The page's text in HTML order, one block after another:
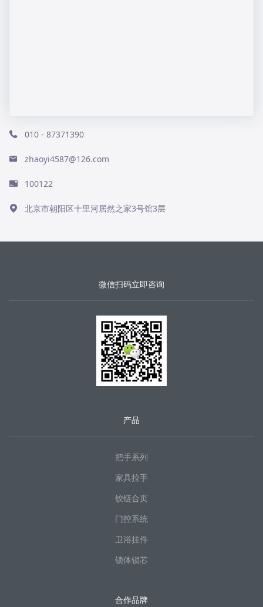
010 - 87371390
zhaoyi4587@126.com
100122
北京市朝阳区十里河居然之家3号馆3层
微信扫码立即咨询
产品
把手系列
家具拉手
铰链合页
门控系统
卫浴挂件
锁体锁芯
合作品牌